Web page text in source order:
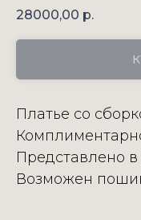
28000,00 р.
Платье со
Представлено
Возможен